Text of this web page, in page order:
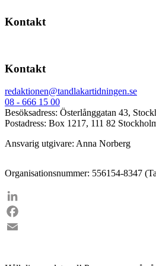
Kontakt
Kontakt
redaktionen@tandlakartidningen.se
08 - 666 15 00
Besöksadress: Österlånggatan 43,
Postadress: Box 1217, 111 82
Ansvarig utgivare: Anna Norberg
Organisationsnummer: 556154-8347
LinkedIn
Facebook